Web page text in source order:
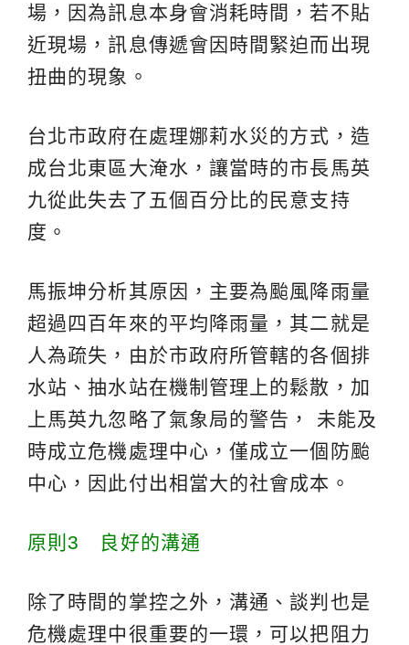
場，因為訊息本身會消耗時間，若不貼
近現場，訊息傳遞會因時間緊迫而出現
扭曲的現象。
台北市政府在處理娜莉水災的方式，造
成台北東區大淹水，讓當時的市長馬英
九從此失去了五個百分比的民意支持
度。
馬振坤分析其原因，主要為颱風降雨量
超過四百年來的平均降雨量，其二就是
人為疏失，由於市政府所管轄的各個排
水站、抽水站在機制管理上的鬆散，加
上馬英九忽略了氣象局的警告， 未能及
時成立危機處理中心，僅成立一個防颱
中心，因此付出相當大的社會成本。
原則3 良好的溝通
除了時間的掌控之外，溝通、談判也是
危機處理中很重要的一環，可以把阻力